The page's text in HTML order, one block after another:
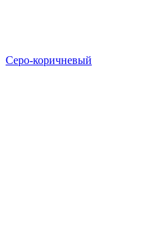
Серо-коричневый